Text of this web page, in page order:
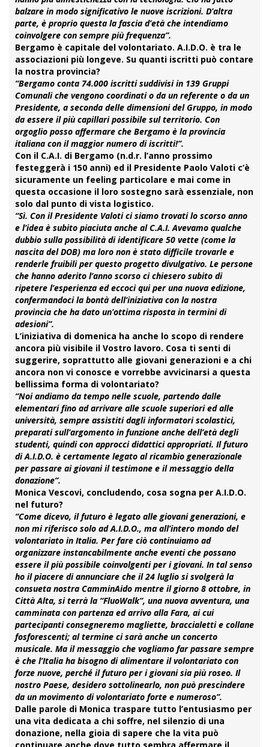
balzare in modo significativo le nuove iscrizioni. D’altra
parte, è proprio questa la fascia d’età che intendiamo
coinvolgere con sempre più frequenza”.
Bergamo è capitale del volontariato. A.I.D.O. è tra le
associazioni più longeve. Su quanti iscritti può contare
la nostra provincia?
“Bergamo conta 74.000 iscritti suddivisi in 139 Gruppi
Comunali che vengono coordinati o da un referente o da un
Presidente, a seconda delle dimensioni del Gruppo, in modo
da essere il più capillari possibile sul territorio. Con
orgoglio posso affermare che Bergamo è la provincia
italiana con il maggior numero di iscritti!”.
Con il C.A.I. di Bergamo (n.d.r. l’anno prossimo
festeggerà i 150 anni) ed il Presidente Paolo Valoti c’è
sicuramente un feeling particolare e mai come in
questa occasione il loro sostegno sarà essenziale, non
solo dal punto di vista logistico.
“Sì. Con il Presidente Valoti ci siamo trovati lo scorso anno
e l’idea è subito piaciuta anche al C.A.I. Avevamo qualche
dubbio sulla possibilità di identificare 50 vette (come la
nascita del DOB) ma loro non è stato difficile trovarle e
renderle fruibili per questo progetto divulgativo. Le persone
che hanno aderito l’anno scorso ci chiesero subito di
ripetere l’esperienza ed eccoci qui per una nuova edizione,
confermandoci la bontà dell’iniziativa con la nostra
provincia che ha dato un’ottima risposta in termini di
adesioni”.
L’iniziativa di domenica ha anche lo scopo di rendere
ancora più visibile il Vostro lavoro. Cosa ti senti di
suggerire, soprattutto alle giovani generazioni e a chi
ancora non vi conosce e vorrebbe avvicinarsi a questa
bellissima forma di volontariato?
“Noi andiamo da tempo nelle scuole, partendo dalle
elementari fino ad arrivare alle scuole superiori ed alle
università, sempre assistiti dagli informatori scolastici,
preparati sull’argomento in funzione anche dell’età degli
studenti, quindi con approcci didattici appropriati. Il futuro
di A.I.D.O. è certamente legato al ricambio generazionale
per passare ai giovani il testimone e il messaggio della
donazione”.
Monica Vescovi, concludendo, cosa sogna per A.I.D.O.
nel futuro?
“Come dicevo, il futuro è legato alle giovani generazioni, e
non mi riferisco solo ad A.I.D.O., ma all’intero mondo del
volontariato in Italia. Per fare ciò continuiamo ad
organizzare instancabilmente anche eventi che possano
essere il più possibile coinvolgenti per i giovani. In tal senso
ho il piacere di annunciare che il 24 luglio si svolgerà la
consueta nostra CamminAido mentre il giorno 8 ottobre, in
Città Alta, si terrà la “FluoWalk”, una nuova avventura, una
camminata con partenza ed arrivo alla Fara, ai cui
partecipanti consegneremo magliette, braccialetti e collane
fosforescenti; al termine ci sarà anche un concerto
musicale. Ma il messaggio che vogliamo far passare sempre
è che l’Italia ha bisogno di alimentare il volontariato con
forze nuove, perché il futuro per i giovani sia più roseo. Il
nostro Paese, desidero sottolinearlo, non può prescindere
da un movimento di volontariato forte e numeroso”.
Dalle parole di Monica traspare tutto l’entusiasmo per
una vita dedicata a chi soffre, nel silenzio di una
donazione, nella gioia di sapere che la vita può
continuare anche dove tutto sembra affermare il